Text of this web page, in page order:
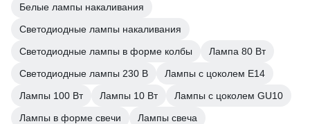
Белые лампы накаливания
Светодиодные лампы накаливания
Светодиодные лампы в форме колбы
Лампа 80 Вт
Светодиодные лампы 230 В
Лампы с цоколем Е14
Лампы 100 Вт
Лампы 10 Вт
Лампы с цоколем GU10
Лампы в форме свечи
Лампы свеча